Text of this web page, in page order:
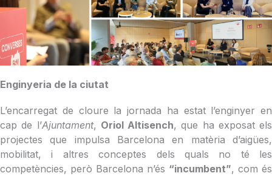
Enginyeria de la ciutat
L’encarregat de cloure la jornada ha estat l’enginyer en
cap de l’Ajuntament, Oriol Altisench, que ha exposat els
projectes que impulsa Barcelona en matèria d’aigües,
mobilitat, i altres conceptes dels quals no té les
competències, però Barcelona n’és “incumbent”, com és